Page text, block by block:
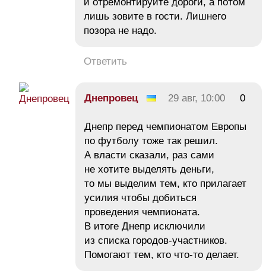
лишь зовите в гости. Лишнего
позора не надо.
Ответить
Днепровец 29 авг, 10:00 0
Днепр перед чемпионатом Европы
по футболу тоже так решил.
А власти сказали, раз сами
не хотите выделять деньги,
то мы выделим тем, кто прилагает
усилия чтобы добиться
проведения чемпионата.
В итоге Днепр исключили
из списка городов-участников.
Помогают тем, кто что-то делает.